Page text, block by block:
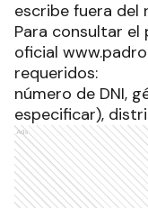
escribe fuera del
Para consultar el
oficial
requeridos:
número de DNI,
especificar),
Ads